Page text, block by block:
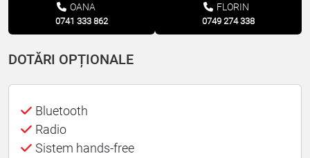
OANA
0741 333 862
FLORIN
0749 274 338
DOTĂRI OPȚIONALE
Bluetooth
Radio
Sistem hands-free